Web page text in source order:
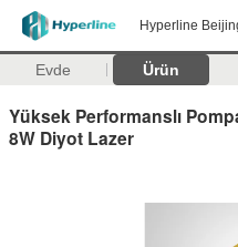
Hyperline
Evde Ürün
Yüksek Performanslı
8W Diyot Lazer